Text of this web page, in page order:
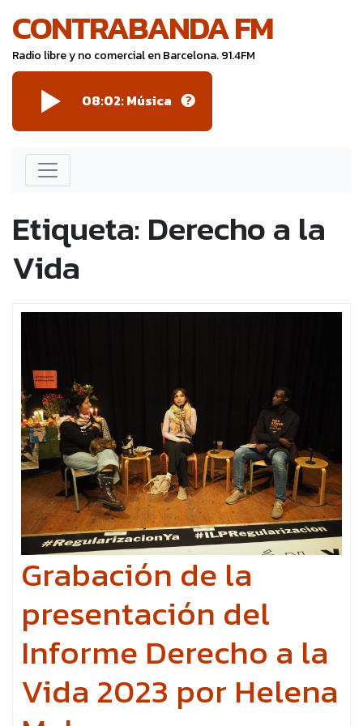
CONTRABANDA FM
Radio libre y no comercial en Barcelona. 91.4FM
08:02: Música
Etiqueta: Derecho a la
Vida
Grabación de la
presentación del
Informe Derecho a la
Vida 2023 por Helena